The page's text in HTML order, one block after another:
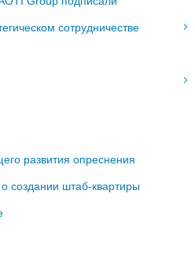
сотрудничестве
развития опреснения
создании штаб-квартиры